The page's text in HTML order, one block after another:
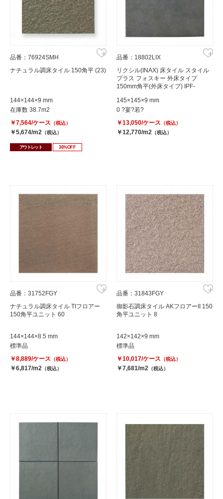
品番：76924SMH
ナチュラル調床タイル 150角平 (23)
144×144×9 mm
在庫数 38.7m2
￥7,564/ケース （税込）
￥5,674/m2 （税込）
アウトレット 36%OFF
品番：18802LIX
リクシル(INAX) 床タイル スタイル
プラス フォスキー 外床タイプ
150mm角平(外床タイプ) IPF-
145×145×9 mm
0 ?宴?若?
￥13,050/ケース （税込）
￥12,770/m2 （税込）
品番：31752FGY
ナチュラル調床タイル TIフロアー
150角平ユニット 60
144×144×8.5 mm
標準品
￥8,889/ケース （税込）
￥6,817/m2 （税込）
品番：31843FGY
御影石調床タイル AKフロアーII 150
角平ユニット 8
142×142×9 mm
標準品
￥10,017/ケース （税込）
￥7,681/m2 （税込）